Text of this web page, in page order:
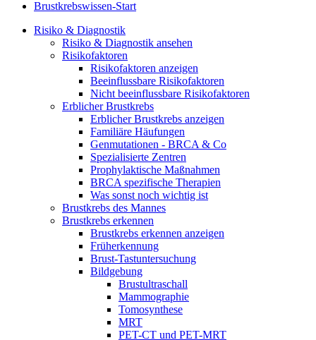
Brustkrebswissen-Start
Risiko & Diagnostik
Risiko & Diagnostik ansehen
Risikofaktoren
Risikofaktoren anzeigen
Beeinflussbare Risikofaktoren
Nicht beeinflussbare Risikofaktoren
Erblicher Brustkrebs
Erblicher Brustkrebs anzeigen
Familiäre Häufungen
Genmutationen - BRCA & Co
Spezialisierte Zentren
Prophylaktische Maßnahmen
BRCA spezifische Therapien
Was sonst noch wichtig ist
Brustkrebs des Mannes
Brustkrebs erkennen
Brustkrebs erkennen anzeigen
Früherkennung
Brust-Tastuntersuchung
Bildgebung
Brustultraschall
Mammographie
Tomosynthese
MRT
PET-CT und PET-MRT